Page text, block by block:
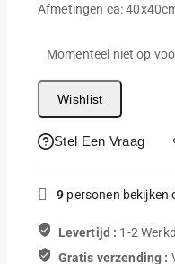
Afmetingen ca:
Momenteel niet op
Wishlist
Stel Een Vraag
9 personen bekijken
Levertijd : 1-2
Gratis verzending :